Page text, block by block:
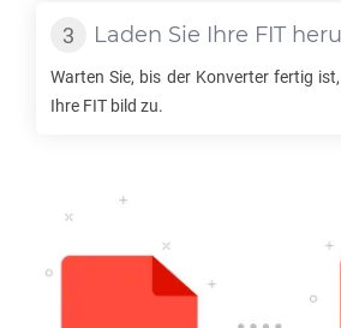
Laden Sie Ihre FIT
Warten Sie, bis der Konverter fertig
Ihre FIT bild zu.